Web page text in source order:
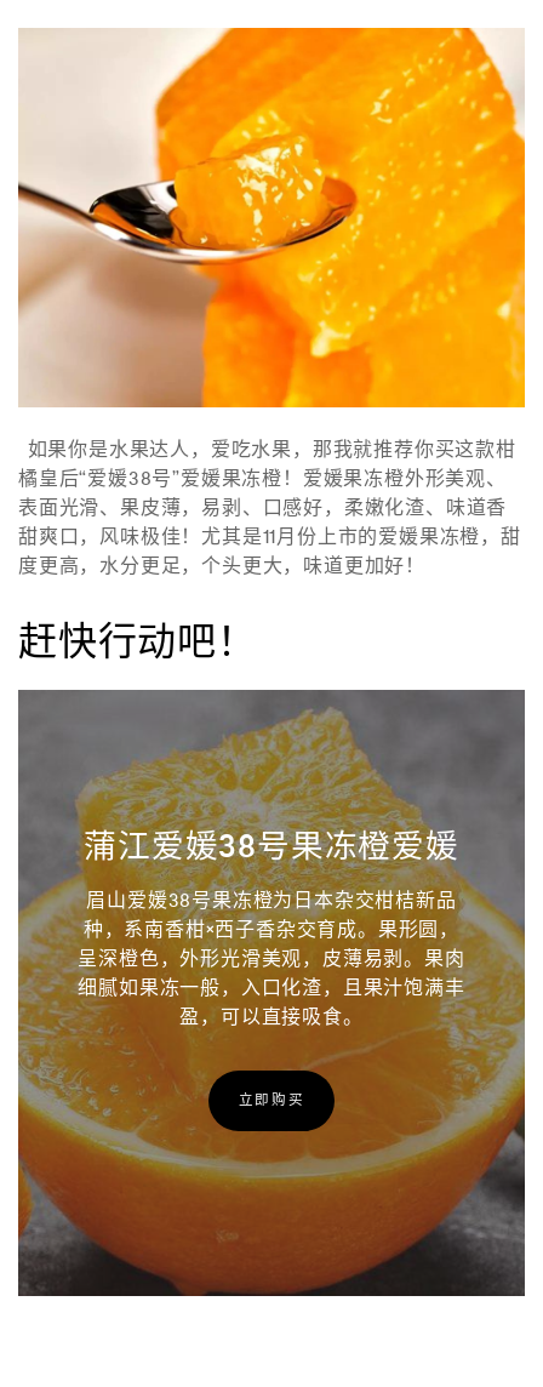
如果你是水果达人，爱吃水果，那我就推荐你买这款柑
橘皇后“爱媛38号”爱媛果冻橙！爱媛果冻橙外形美观、
表面光滑、果皮薄，易剥、口感好，柔嫩化渣、味道香
甜爽口，风味极佳！尤其是11月份上市的爱媛果冻橙，甜
度更高，水分更足，个头更大，味道更加好！
赶快行动吧！
蒲江爱媛38号果冻橙爱媛
眉山爱媛38号果冻橙为日本杂交柑桔新品
种，系南香柑×西子香杂交育成。果形圆，
呈深橙色，外形光滑美观，皮薄易剥。果肉
细腻如果冻一般，入口化渣，且果汁饱满丰
盈，可以直接吸食。
立即购买